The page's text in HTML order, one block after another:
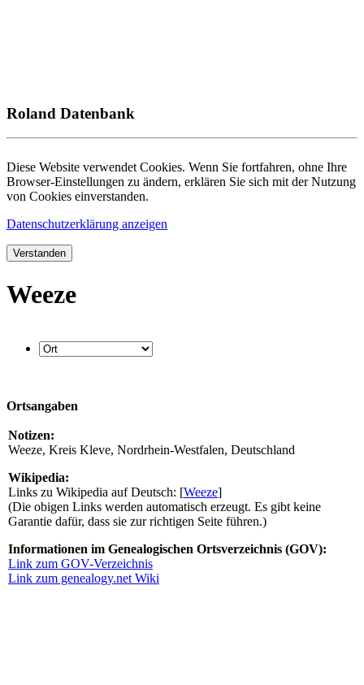
Roland Datenbank
Diese Website verwendet Cookies. Wenn Sie fortfahren, ohne Ihre
Browser-Einstellungen zu ändern, erklären Sie sich mit der Nutzung
von Cookies einverstanden.
Datenschutzerklärung anzeigen
Verstanden
Weeze
Ortsangaben
Notizen:
Weeze, Kreis Kleve, Nordrhein-Westfalen, Deutschland
Wikipedia:
Links zu Wikipedia auf Deutsch: [Weeze]
(Die obigen Links werden automatisch erzeugt. Es gibt keine
Garantie dafür, dass sie zur richtigen Seite führen.)
Informationen im Genealogischen Ortsverzeichnis (GOV):
Link zum GOV-Verzeichnis
Link zum genealogy.net Wiki